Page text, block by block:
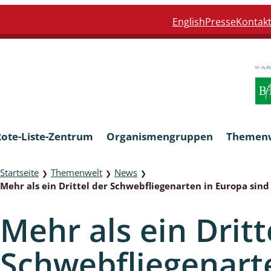
EnglishPresseKontakt
Liste-Zentrum Organismengruppen
Armleuchteralgen
Farn- und Blütenpflanzen
Startseite ❯ Themenwelt ❯ News ❯
Mehr als ein Drittel der Schwebfliegenarten in Europa
Mehr als ein